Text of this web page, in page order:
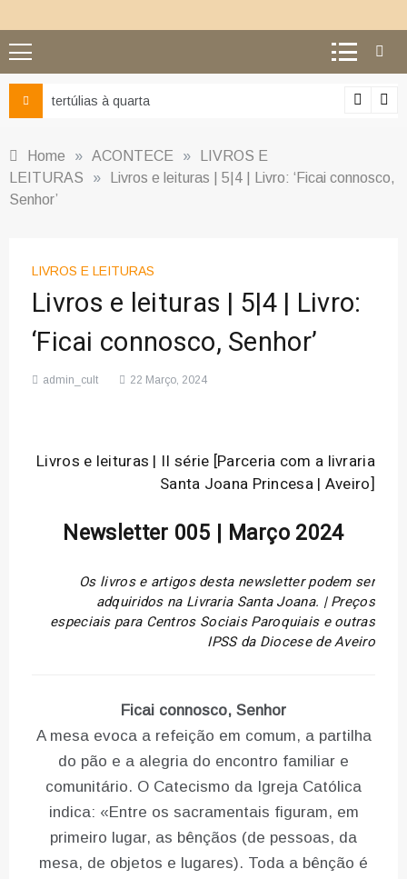
Ciência e religião: como superar o equívoco do
Home » ACONTECE »
LIVROS E
LEITURAS
»
Livros e leituras | 5|4 | Livro: ‘Ficai connosco,
Senhor’
LIVROS E LEITURAS
Livros e leituras | 5|4 | Livro:
‘Ficai connosco, Senhor’
admin_cult 22 Março, 2024
Livros e leituras | II série [Parceria com a livraria
Santa Joana Princesa | Aveiro]
Newsletter 005 | Março 2024
Os livros e artigos desta newsletter podem ser
adquiridos na Livraria Santa Joana. | Preços
especiais para Centros Sociais Paroquiais e outras
IPSS da Diocese de Aveiro
Ficai connosco, Senhor
A mesa evoca a refeição em comum, a partilha
do pão e a alegria do encontro familiar e
comunitário. O Catecismo da Igreja Católica
indica: «Entre os sacramentais figuram, em
primeiro lugar, as bênçãos (de pessoas, da
mesa, de objetos e lugares). Toda a bênção é